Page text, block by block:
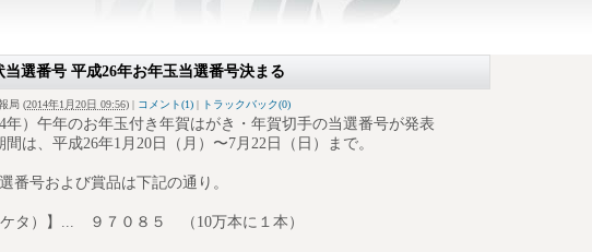
当選番号 平成26年お年玉当選番号決まる
局(2014年1月20日 09:56) コメント(1) トラックバック(0)
年）午年のお年玉付き年賀はがき・年賀切手の当選番号が発表
は、平成26年1月20日（月）〜7月22日（日）まで。
番号および賞品は下記の通り。
ケタ）】... ９７０８５ （10万本に１本）